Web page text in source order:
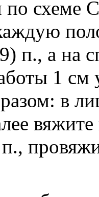
по схеме
п., а на
1 см
в
п.,